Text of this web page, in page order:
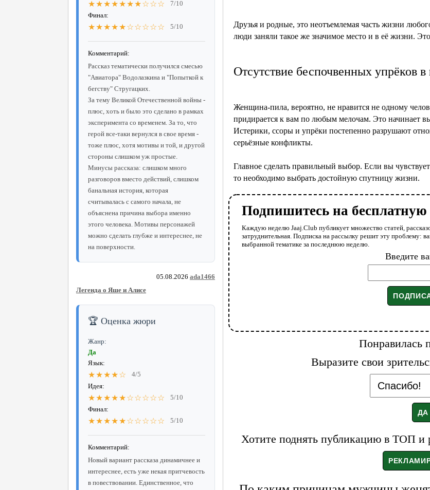
★★★★★★★☆☆☆
7/10
Финал:
★★★★★☆☆☆☆☆ 5/10
Комментарий:
Рассказ тематически получился смесью
"Авиатора" Водолазкина и "Попыткой к
бегству" Стругацких.
За тему Великой Отечественной войны -
плюс, хоть и было это сделано в рамках
эксперимента со временем. За то, что
герой все-таки вернулся в свое время -
тоже плюс, хотя мотивы и той, и другой
стороны слишком уж простые.
Минусы рассказа: слишком много
разговоров вместо действий, слишком
банальная история, которая
считывалась с самого начала, не
объяснена причина выбора именно
этого человека. Мотивы персонажей
можно сделать глубже и интереснее, не
на поверхности.
05.08.2026 ada1466
Легенда о Яше и Алисе
🏆 Оценка жюри
Жанр:
Да
Язык:
★★★★☆
4/5
Идея:
★★★★★☆☆☆☆☆
5/10
Финал:
★★★★★☆☆☆☆☆ 5/10
Комментарий:
Новый вариант рассказа динамичнее и
интереснее, есть уже некая притчевость
в повествовании. Единственное, что
Друзья и родные, это неотъемлемая часть жизни
люди заняли такое же значимое место и в её жизни.
Отсутствие беспочвенных упрёков
Женщина-пила, вероятно, не нравится не одному
придирается к вам по любым мелочам. Это начинает
Истерики, ссоры и упрёки постепенно разрушают
серьёзные конфликты.
Главное сделать правильный выбор. Если вы
то необходимо выбрать достойную спутницу жизни.
Подпишитесь на
Каждую неделю Jaaj.Club публикует множество статей,
затруднительная. Подписка на рассылку решит эту проблему:
выбранной тематике за последнюю неделю.
Введите
Понравилась
Выразите свои
Хотите поднять публикацию в ТОП и